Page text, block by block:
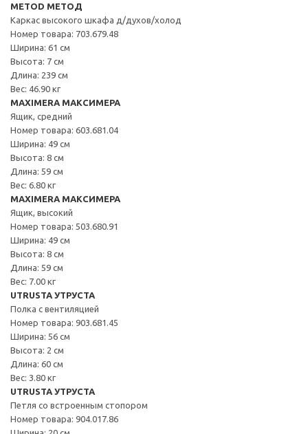
METOD МЕТОД
Каркас высокого шкафа д/духов/холод
Номер товара: 703.679.48
Ширина: 61 см
Высота: 7 см
Длина: 239 см
Вес: 46.90 кг
MAXIMERA МАКСИМЕРА
Ящик, средний
Номер товара: 603.681.04
Ширина: 49 см
Высота: 8 см
Длина: 59 см
Вес: 6.80 кг
MAXIMERA МАКСИМЕРА
Ящик, высокий
Номер товара: 503.680.91
Ширина: 49 см
Высота: 8 см
Длина: 59 см
Вес: 7.00 кг
UTRUSTA УТРУСТА
Полка с вентиляцией
Номер товара: 903.681.45
Ширина: 56 см
Высота: 2 см
Длина: 60 см
Вес: 3.80 кг
UTRUSTA УТРУСТА
Петля со встроенным стопором
Номер товара: 904.017.86